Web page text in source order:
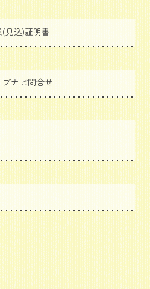
込)証明書
ブナビ問合せ